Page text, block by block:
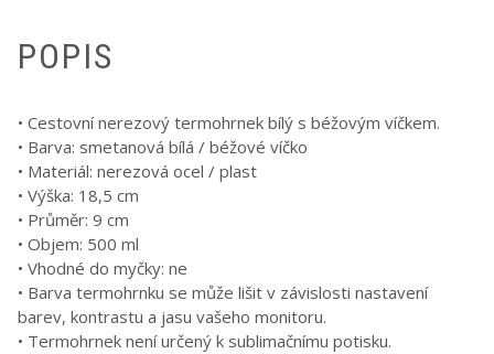
POPIS
• Cestovní nerezový termohrnek bílý s béžovým víčkem.
• Barva: smetanová bílá / béžové víčko
• Materiál: nerezová ocel / plast
• Výška: 18,5 cm
• Průměr: 9 cm
• Objem: 500 ml
• Vhodné do myčky: ne
• Barva termohrnku se může lišit v závislosti nastavení
barev, kontrastu a jasu vašeho monitoru.
• Termohrnek není určený k sublimačnímu potisku.